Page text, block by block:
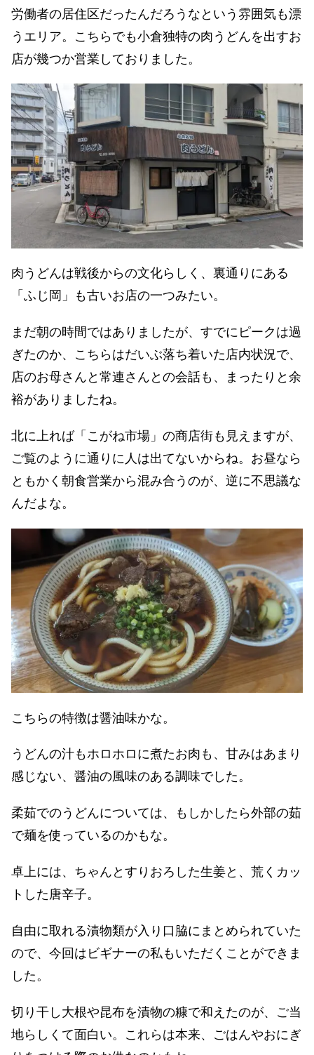
労働者の居住区だったんだろうなという雰囲気も漂
うエリア。こちらでも小倉独特の肉うどんを出すお
店が幾つか営業しておりました。
肉うどんは戦後からの文化らしく、裏通りにある
「ふじ岡」も古いお店の一つみたい。
まだ朝の時間ではありましたが、すでにピークは過
ぎたのか、こちらはだいぶ落ち着いた店内状況で、
店のお母さんと常連さんとの会話も、まったりと余
裕がありましたね。
北に上れば「こがね市場」の商店街も見えますが、
ご覧のように通りに人は出てないからね。お昼なら
ともかく朝食営業から混み合うのが、逆に不思議な
んだよな。
こちらの特徴は醤油味かな。
うどんの汁もホロホロに煮たお肉も、甘みはあまり
感じない、醤油の風味のある調味でした。
柔茹でのうどんについては、もしかしたら外部の茹
で麺を使っているのかもな。
卓上には、ちゃんとすりおろした生姜と、荒くカッ
トした唐辛子。
自由に取れる漬物類が入り口脇にまとめられていた
ので、今回はビギナーの私もいただくことができま
した。
切り干し大根や昆布を漬物の糠で和えたのが、ご当
地らしくて面白い。これらは本来、ごはんやおにぎ